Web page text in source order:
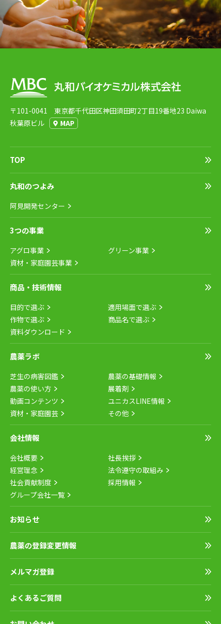
〒101-0041 東京都千代田区神田須田町2丁目19番地23 Daiwa
秋葉原ビル
MAP
TOP
丸和のつよみ
阿見開発センター
3つの事業
アグロ事業
グリーン事業
資材・家庭園芸事業
商品・技術情報
目的で選ぶ
適用場面で選ぶ
作物で選ぶ
商品名で選ぶ
資料ダウンロード
農薬ラボ
芝生の病害図鑑
農薬の基礎情報
農薬の使い方
展着剤
動画コンテンツ
ユニカスLINE情報
資材・家庭園芸
その他
会社情報
会社概要
社長挨拶
経営理念
法令遵守の取組み
社会貢献制度
採用情報
グループ会社一覧
お知らせ
農薬の登録変更情報
メルマガ登録
よくあるご質問